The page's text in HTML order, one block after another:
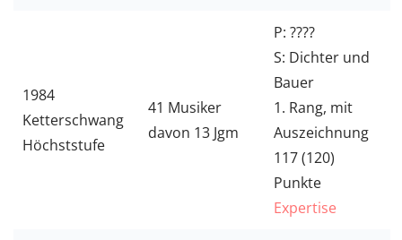
1984
Ketterschwang
Höchststufe
41 Musiker
davon 13 Jgm
P: ????
S: Dichter und
Bauer
1. Rang, mit
Auszeichnung
117 (120)
Punkte
Expertise